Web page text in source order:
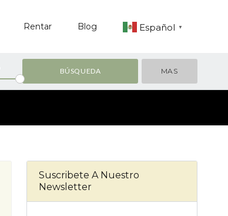
Rentar Blog Español ▼
MAS
Suscribete A Nuestro
Newsletter